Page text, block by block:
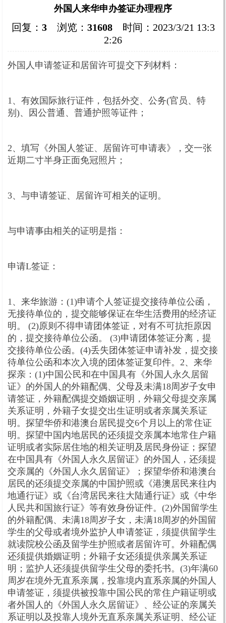
外国人来华申办签证办理程序
回复： 3浏览： 31608时间：2023/3/21 13:3
2:26
外国人申请签证和居留许可提交下列材料：
1、有效国际旅行证件，包括外交、公务(官员、特
别)、因公普通、普通护照等证件；
2、填写《外国人签证、居留许可申请表》，交一张
近期二寸半身正面免冠照片；
3、与申请签证、居留许可相关的证明。
与申请事由相关的证明是指：
申请L签证：
1、来华旅游：(1)申请个人签证提交接待单位公函，
无接待单位的，提交能够保证在华生活费用的经济证
明。 (2)原则不得申请团体签证，对有不可抗拒原因
的，提交接待单位公函。 (3)申请团体签证分离，提
交接待单位公函。(4)丢失团体签证申请补发，提交接
待单位公函和本次入境的团体签证复印件。2、来华
探亲：(1)中国公民和在中国具有《外国人永久居留
证》的外国人的外籍配偶、父母及未满18周岁子女申
请签证，外籍配偶提交婚姻证明，外籍父母提交亲属
关系证明，外籍子女提交出生证明或者亲属关系证
明。探望华侨和港澳台居民提交6个月以上的常住证
明。探望中国内地居民的还须提交亲属本地常住户籍
证明或者实际居住地的相关证明及居民身份证；探望
在中国具有《外国人永久居留证》的外国人，还须提
交亲属的《外国人永久居留证》；探望华侨和港澳台
居民的还须提交亲属的中国护照或《港澳居民来往内
地通行证》或《台湾居民来往大陆通行证》或《中华
人民共和国旅行证》等有效身份证件。(2)外国留学生
的外籍配偶、未满18周岁子女，未满18周岁的外国留
学生的父母或者境外监护人申请签证，须提供留学生
就读院校公函及留学生护照或者居留许可。外籍配偶
还须提供婚姻证明；外籍子女还须提供亲属关系证
明；监护人还须提供留学生父母的委托书。(3)年满60
周岁在境外无直系亲属，投靠境内直系亲属的外国人
申请签证，须提供被投靠中国公民的常住户籍证明或
者外国人的《外国人永久居留证》、经公证的亲属关
系证明以及投靠人境外无直系亲属关系证明、经公证